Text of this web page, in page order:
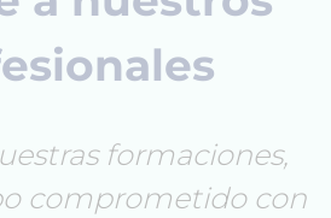
formaciones,
comprometido con